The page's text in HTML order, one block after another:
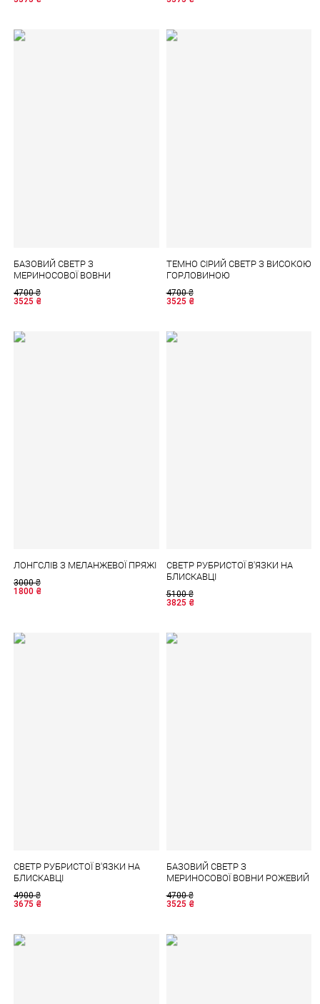
БАЗОВИЙ СВЕТР З
МЕРИНОСОВОЇ ВОВНИ
4700₴
3525 ₴
ТЕМНО СІРИЙ СВЕТР З ВИСОКОЮ
ГОРЛОВИНОЮ
4700₴
3525 ₴
ЛОНГСЛІВ З МЕЛАНЖЕВОЇ ПРЯЖІ
3000₴
1800 ₴
СВЕТР РУБРИСТОЇ В'ЯЗКИ НА
БЛИСКАВЦІ
5100₴
3825 ₴
СВЕТР РУБРИСТОЇ В'ЯЗКИ НА
БЛИСКАВЦІ
4900₴
3675 ₴
БАЗОВИЙ СВЕТР З
МЕРИНОСОВОЇ ВОВНИ РОЖЕВИЙ
4700₴
3525 ₴